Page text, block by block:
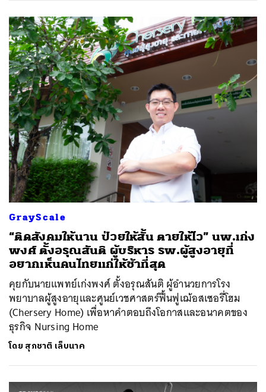
GrayScale
“ติดสังคมให้นาน ป่วยให้สั้น ตายให้ไว” นพ.เก่ง
พงศ์ ตั้งอรุณสันติ ผู้บริหาร รพ.ผู้สูงอายุที่
อยากเห็นคนไทยแก่ให้ช้าที่สุด
คุยกับนายแพทย์เก่งพงศ์ ตั้งอรุณสันติ ผู้อำนวยการโรง
พยาบาลผู้สูงอายุและศูนย์เวชศาสตร์ฟื้นฟูเฌ้อสเซอรี่โฮม
(Chersery Home) เพื่อหาคำตอบถึงโอกาสและอนาคตของ
ธุรกิจ Nursing Home
โดย สุภชาติ เล็บนาค
ค้นหา